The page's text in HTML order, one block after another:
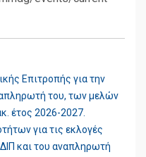
Επιτροπής για την
του, των μελών
έτος 2026-2027.
για τις εκλογές
και του αναπληρωτή